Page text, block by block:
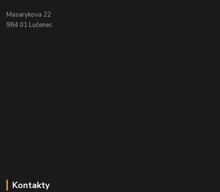
Masarykova 22
984 01 Lučenec
Kontakty